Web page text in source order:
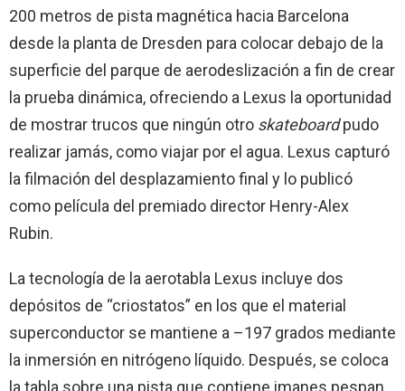
200 metros de pista magnética hacia Barcelona
desde la planta de Dresden para colocar debajo de la
superficie del parque de aerodeslización a fin de crear
la prueba dinámica, ofreciendo a Lexus la oportunidad
de mostrar trucos que ningún otro skateboardpudo
realizar jamás, como viajar por el agua. Lexus capturó
la filmación del desplazamiento final y lo publicó
como película del premiado director Henry-Alex
Rubin.
La tecnología de la aerotabla Lexus incluye dos
depósitos de “criostatos” en los que el material
superconductor se mantiene a –197 grados mediante
la inmersión en nitrógeno líquido. Después, se coloca